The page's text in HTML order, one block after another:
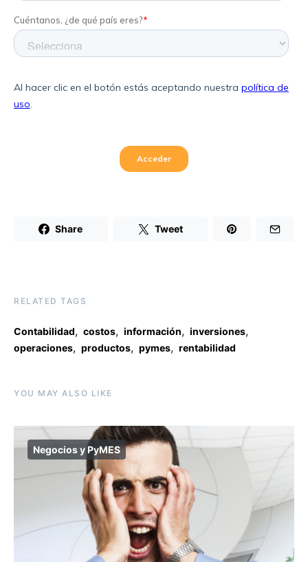
Share Tweet
RELATED TAGS
Contabilidad, costos, información, inversiones,
operaciones, productos, pymes, rentabilidad
YOU MAY ALSO LIKE
Negocios y PyMES